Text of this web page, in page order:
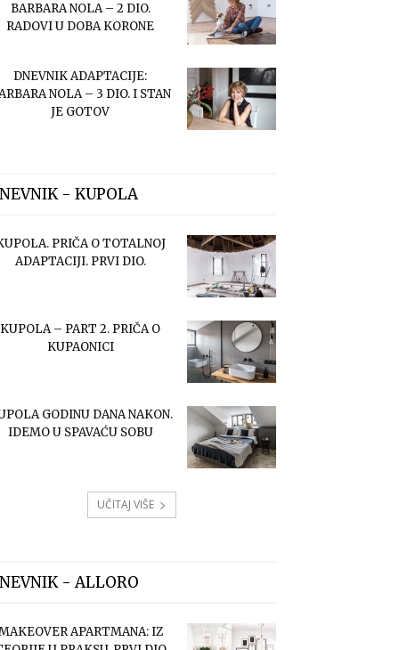
BARBARA NOLA – 2 DIO.
RADOVI U DOBA KORONE
DNEVNIK ADAPTACIJE:
NOLA – 3 DIO. I STAN
JE GOTOV
- KUPOLA
PRIČA O TOTALNOJ
ADAPTACIJI. PRVI DIO.
KUPOLA – PART 2. PRIČA O
KUPAONICI
GODINU DANA NAKON.
IDEMO U SPAVAĆU SOBU
UČITAJ VIŠE
- ALLORO
APARTMANA: IZ